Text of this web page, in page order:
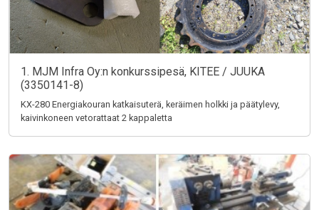
1. MJM Infra Oy:n konkurssipesä, KITEE / JUUKA
(3350141-8)
KX-280 Energiakouran katkaisuterä, keräimen holkki ja päätylevy,
kaivinkoneen vetorattaat 2 kappaletta